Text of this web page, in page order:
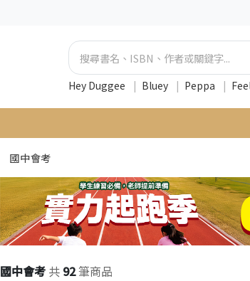
Hey Duggee | Bluey | Peppa |
國中會考
國中會考 共 92筆商品